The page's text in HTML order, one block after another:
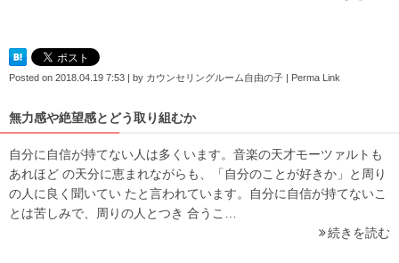
Posted on 2018.04.19 7:53 by カウンセリングルーム自由の子 Perma Link
無力感や絶望感とどう取り組むか
自分に自信が持てない人は多くいます。音楽の天才モーツァルトも
あれほど の天分に恵まれながらも、「自分のことが好きか」と周り
の人に良く聞いてい たと言われています。自分に自信が持てないこ
とは苦しみで、周りの人とつき 合うこ…
続きを読む